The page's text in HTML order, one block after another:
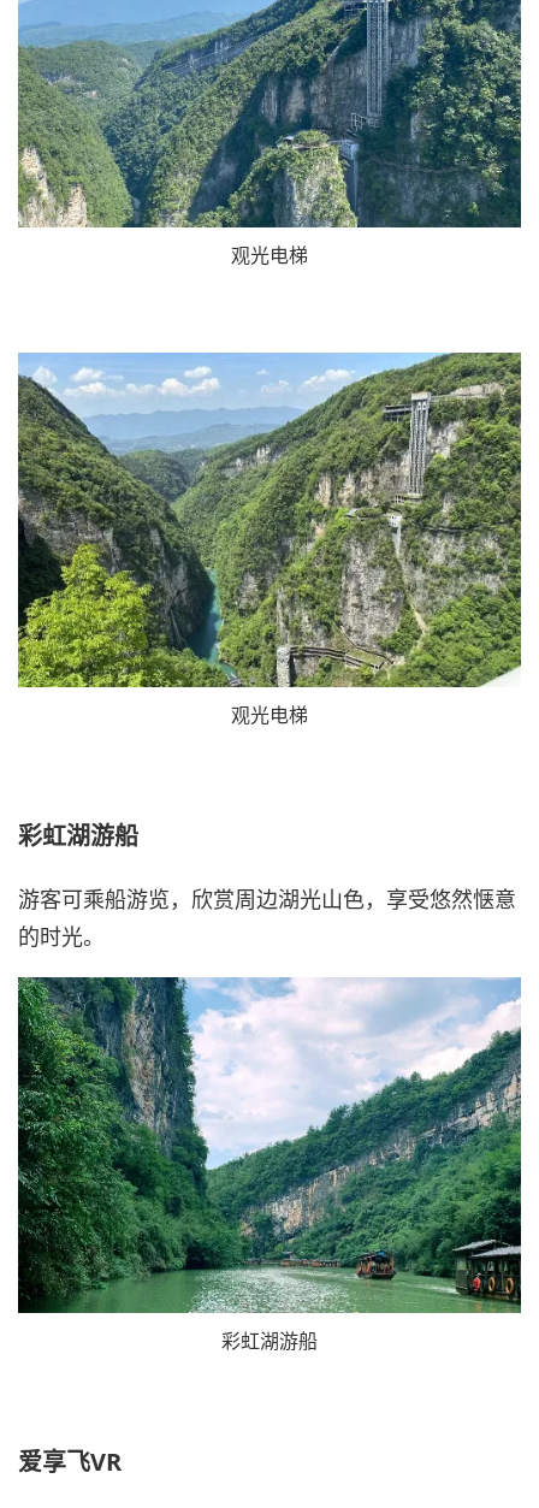
观光电梯
观光电梯
彩虹湖游船
游客可乘船游览，欣赏周边湖光山色，享受悠然惬意
的时光。
彩虹湖游船
爱享飞VR